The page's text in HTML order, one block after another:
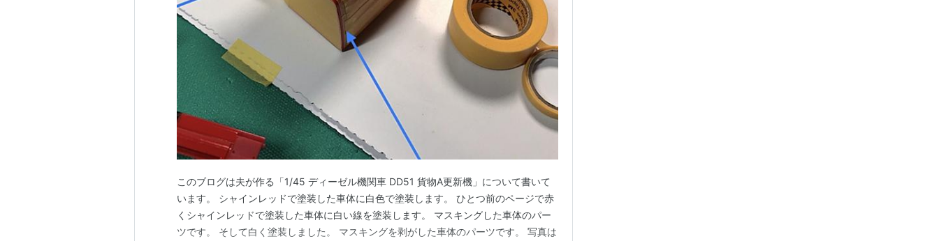
このブログは夫が作る「1/45 ディーゼル機関車 DD51 貨物A更新機」について書いて
います。 シャインレッドで塗装した車体に白色で塗装します。 ひとつ前のページで赤
くシャインレッドで塗装した車体に白い線を塗装します。 マスキングした車体のパー
ツです。 そして白く塗装しました。 マスキングを剥がした車体のパーツです。 写真は